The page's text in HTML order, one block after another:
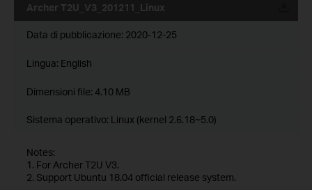
Archer T2U_V3_201211_Linux
Data di pubblicazione: 2020-12-25
Lingua: English
Dimensioni file: 4.10 MB
Sistema operativo: Linux (kernel 2.6.18~5.0)
Notes:
1. For Archer T2U V3.
2. Support Ubuntu 18.04 official release system.